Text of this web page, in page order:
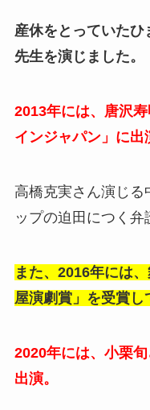
産休をとっていた
先生を演じました。
2013年には、唐沢
インジャパン」に出
高橋克実さん演じる
ップの迫田につく弁
また、2016年には
屋演劇賞」を受賞し
2020年には、小栗
出演。